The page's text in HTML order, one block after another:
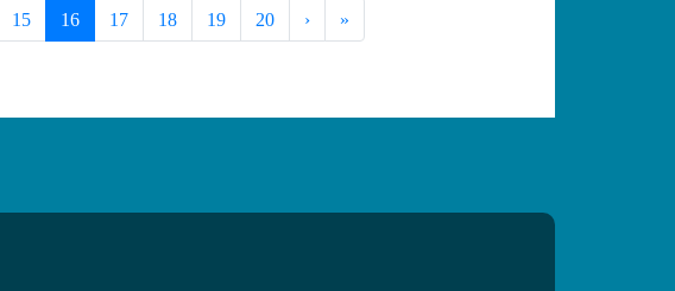
15 16(current)
17 18 19 20 › »